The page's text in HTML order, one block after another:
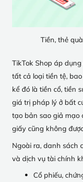
Tiền, thẻ
TikTok Shop áp
tất cả loại tiền tệ,
kể đó là tiền cổ, tiền
giá trị pháp lý ở bất
tạo bản sao giả mạo
giấy cũng không
Ngoài ra, danh sách
và dịch vụ tài chính
Cổ phiếu,